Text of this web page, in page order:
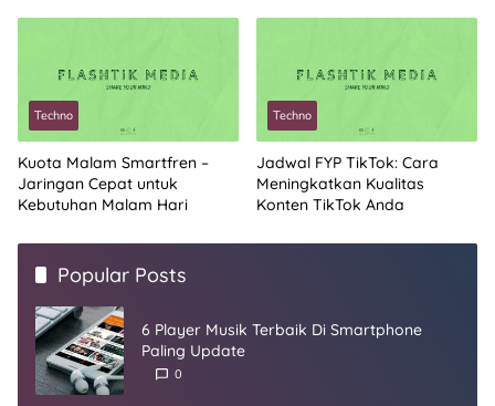
Techno
Kuota Malam Smartfren –
Jaringan Cepat untuk
Kebutuhan Malam Hari
Techno
Jadwal FYP TikTok: Cara
Meningkatkan Kualitas
Konten TikTok Anda
Popular Posts
6 Player Musik Terbaik Di Smartphone
Paling Update
0